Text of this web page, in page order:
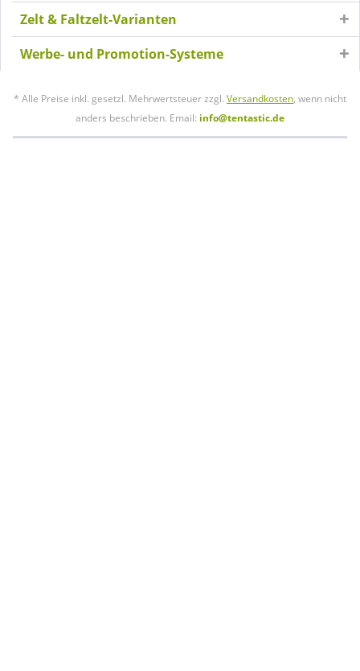
Zelt & Faltzelt-Varianten
Werbe- und Promotion-Systeme
* Alle Preise inkl. gesetzl. Mehrwertsteuer zzgl. Versandkosten, wenn nicht
anders beschrieben. Email: info@tentastic.de